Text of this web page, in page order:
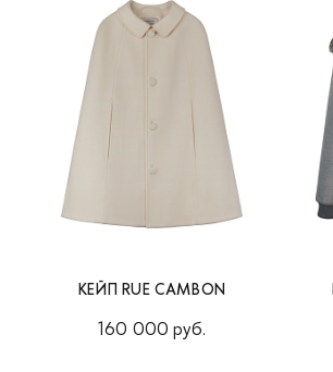
КЕЙП RUE CAMBON
160 000 руб.